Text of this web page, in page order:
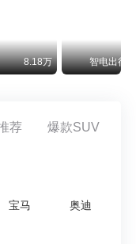
8.18万 智电出行
荐 爆款SUV
宝马 奥迪